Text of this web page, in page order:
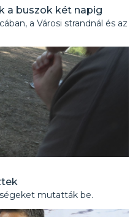
a buszok két napig
a Városi strandnál és az
mutatták be.